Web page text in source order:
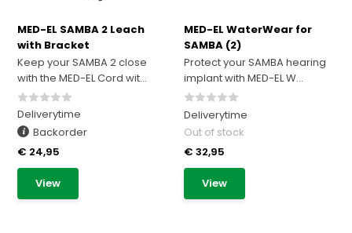
MED-EL SAMBA 2 Leach
with Bracket
Keep your SAMBA 2 close
with the MED-EL Cord wit...
Deliverytime
Backorder
€ 24,95
View
MED-EL WaterWear for
SAMBA (2)
Protect your SAMBA hearing
implant with MED-EL W...
Deliverytime
Out of stock
€ 32,95
View